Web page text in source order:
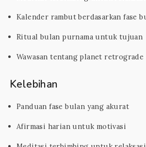
Kalender rambut berdasarkan fase
Ritual bulan purnama untuk tujuan
Wawasan tentang planet retrograde
Kelebihan
Panduan fase bulan yang akurat
Afirmasi harian untuk motivasi